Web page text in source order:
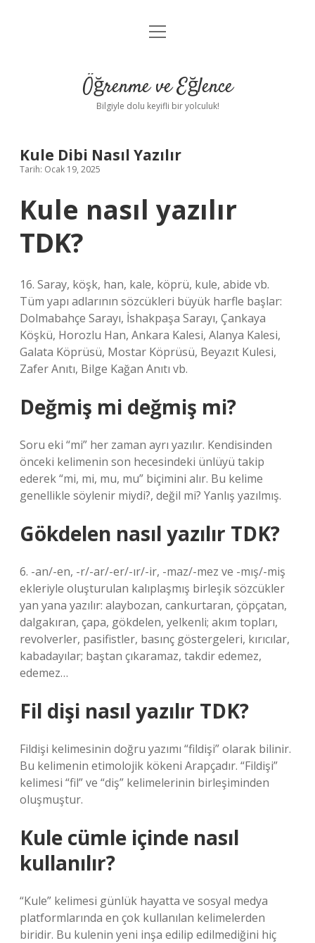
Anasayfa
Yasal Uyarı
menüyü
Öğrenme ve Eğlence
Bilgiyle dolu keyifli bir yolculuk!
Kule Dibi Nasıl Yazılır
Tarih: Ocak 19, 2025
Kule nasıl yazılır
TDK?
16. Saray, köşk, han, kale, köprü, kule, abide vb.
Tüm yapı adlarının sözcükleri büyük harfle başlar:
Dolmabahçe Sarayı, İshakpaşa Sarayı, Çankaya
Köşkü, Horozlu Han, Ankara Kalesi, Alanya Kalesi,
Galata Köprüsü, Mostar Köprüsü, Beyazıt Kulesi,
Zafer Anıtı, Bilge Kağan Anıtı vb.
Değmiş mi değmiş mi?
Soru eki “mi” her zaman ayrı yazılır. Kendisinden
önceki kelimenin son hecesindeki ünlüyü takip
ederek “mi, mi, mu, mu” biçimini alır. Bu kelime
genellikle söylenir miydi?, değil mi? Yanlış yazılmış.
Gökdelen nasıl yazılır TDK?
6. -an/-en, -r/-ar/-er/-ır/-ir, -maz/-mez ve -mış/-miş
ekleriyle oluşturulan kalıplaşmış birleşik sözcükler
yan yana yazılır: alaybozan, cankurtaran, çöpçatan,
dalgakıran, çapa, gökdelen, yelkenli; akım topları,
revolverler, pasifistler, basınç göstergeleri, kırıcılar,
kabadayılar; baştan çıkaramaz, takdir edemez,
edemez…
Fil dişi nasıl yazılır TDK?
Fildişi kelimesinin doğru yazımı “fildişi” olarak bilinir.
Bu kelimenin etimolojik kökeni Arapçadır. “Fildişi”
kelimesi “fil” ve “diş” kelimelerinin birleşiminden
oluşmuştur.
Kule cümle içinde nasıl
kullanılır?
“Kule” kelimesi günlük hayatta ve sosyal medya
platformlarında en çok kullanılan kelimelerden
biridir. Bu kulenin yeni inşa edilip edilmediğini hiç